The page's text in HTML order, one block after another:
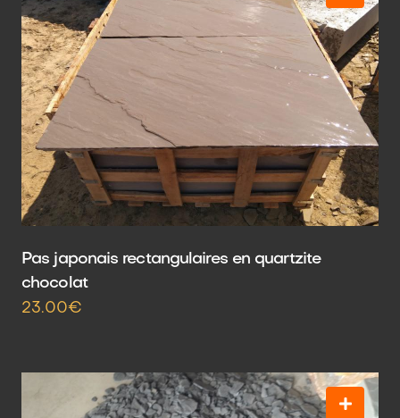
Pas japonais rectangulaires en quartzite
chocolat
23.00€